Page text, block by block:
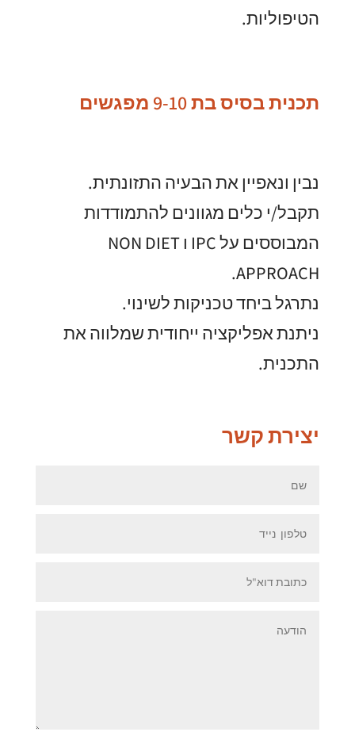
הטיפוליות.
תכנית בסיס בת 9-10 מפגשים
נבין ונאפיין את הבעיה התזונתית.
תקבל/י כלים מגוונים להתמודדות
המבוססים על IPC ו NON DIET
APPROACH.
נתרגל ביחד טכניקות לשינוי.
ניתנת אפליקציה ייחודית שמלווה את
התכנית.
יצירת קשר